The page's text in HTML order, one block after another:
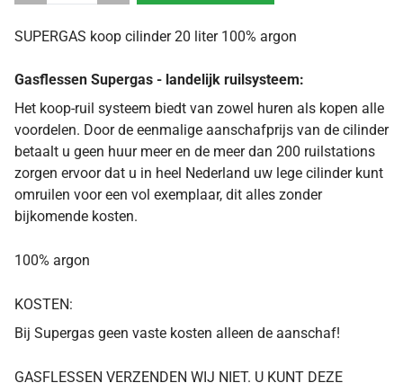
Gasflessen Supergas - landelijk ruilsysteem:
Het koop-ruil systeem biedt van zowel huren als kopen alle
voordelen. Door de eenmalige aanschafprijs van de cilinder
betaalt u geen huur meer en de meer dan 200 ruilstations
zorgen ervoor dat u in heel Nederland uw lege cilinder kunt
omruilen voor een vol exemplaar, dit alles zonder
bijkomende kosten.
100% argon
KOSTEN:
Bij Supergas geen vaste kosten alleen de aanschaf!
GASFLESSEN VERZENDEN WIJ NIET. U KUNT DEZE
SUPERGAS koop cilinder 20 liter 100% argon